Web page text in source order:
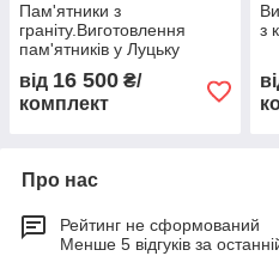
Пам'ятники з
граніту.Виготовлення
пам'ятників у Луцьку
від 16 500 ₴/
комплект
з
Про нас
Рейтинг не сформований
Менше 5 відгуків за